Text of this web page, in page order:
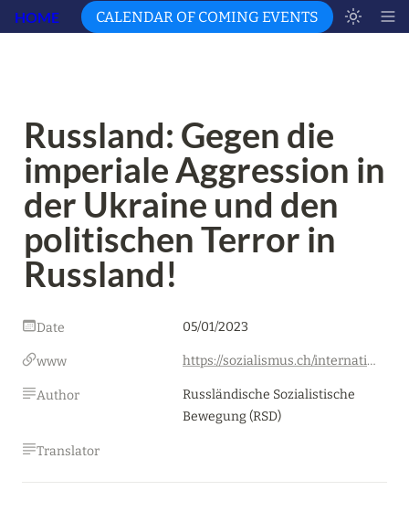
HOME CALENDAR OF COMING EVENTS
Russland: Gegen die
imperiale Aggression in
der Ukraine und den
politischen Terror in
Russland!
Date 05/01/2023
www https://sozialismus.ch/international/2023/russland-gegen-die-imperiale-aggression-in-der-ukraine-und-den-politischen-terror-in-russland/
Author
Russländische Sozialistische
Bewegung (RSD)
Translator